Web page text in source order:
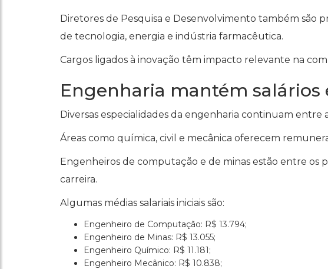
Diretores de Pesquisa e Desenvolvimento também são
de tecnologia, energia e indústria farmacêutica.
Cargos ligados à inovação têm impacto relevante na
Engenharia mantém salários
Diversas especialidades da engenharia continuam entre
Áreas como química, civil e mecânica oferecem
Engenheiros de computação e de minas estão entre os
carreira.
Algumas médias salariais iniciais são:
Engenheiro de Computação: R$ 13.794;
Engenheiro de Minas: R$ 13.055;
Engenheiro Químico: R$ 11.181;
Engenheiro Mecânico: R$ 10.838;